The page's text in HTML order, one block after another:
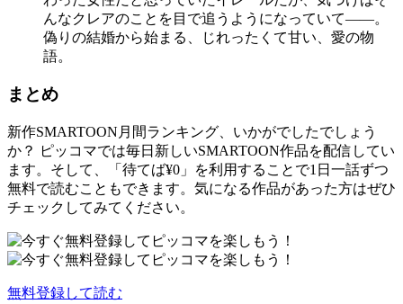
んなクレアのことを目で追うようになっていて——。
偽りの結婚から始まる、じれったくて甘い、愛の物
語。
まとめ
新作SMARTOON月間ランキング、いかがでしたでしょう
か？ ピッコマでは毎日新しいSMARTOON作品を配信してい
ます。そして、「待てば¥0」を利用することで1日一話ずつ
無料で読むこともできます。気になる作品があった方はぜひ
チェックしてみてください。
無料登録して読む